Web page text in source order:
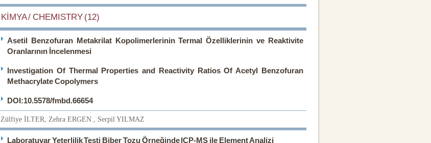
KİMYA / CHEMISTRY (12)
Asetil Benzofuran Metakrilat Kopolimerlerinin Termal Özelliklerinin ve Reaktivite
Oranlarının İncelenmesi
Investigation Of Thermal Properties and Reactivity Ratios Of Acetyl Benzofuran
Methacrylate Copolymers
DOI:10.5578/fmbd.66654
Zülfiye İLTER, Zehra ERGEN , Serpil YILMAZ
Laboratuvar Yeterlilik Testi Biber Tozu Örneğinde ICP-MS ile Element Analizi